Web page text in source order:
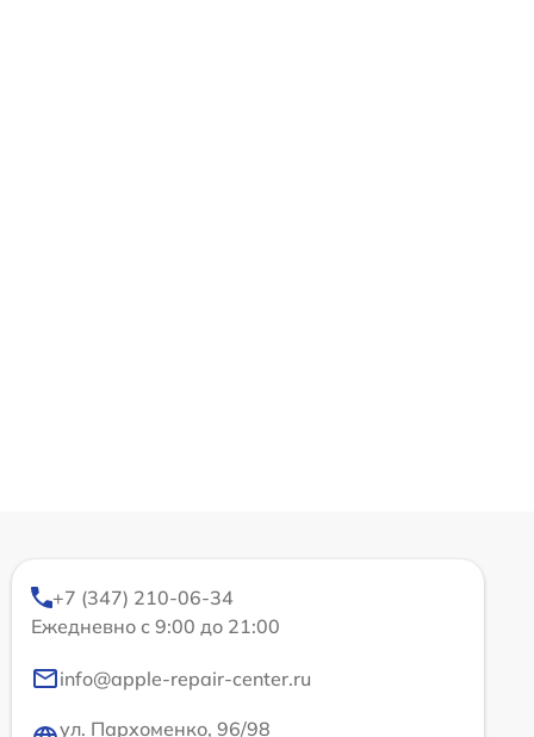
+7 (347) 210-06-34
Ежедневно с 9:00 до 21:00
info@apple-repair-center.ru
ул. Пархоменко, 96/98